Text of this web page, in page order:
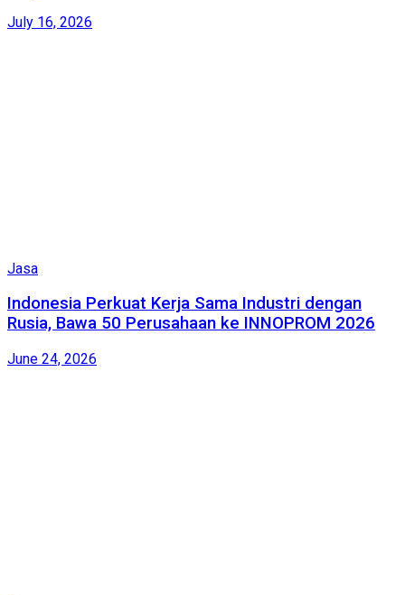
July 16, 2026
Jasa
Indonesia Perkuat Kerja Sama Industri dengan
Rusia, Bawa 50 Perusahaan ke INNOPROM 2026
June 24, 2026